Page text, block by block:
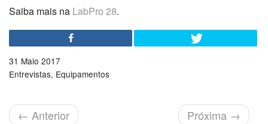
Saiba mais na LabPro 28.
31 Maio 2017
Entrevistas Equipamentos
← Anterior Próxima →